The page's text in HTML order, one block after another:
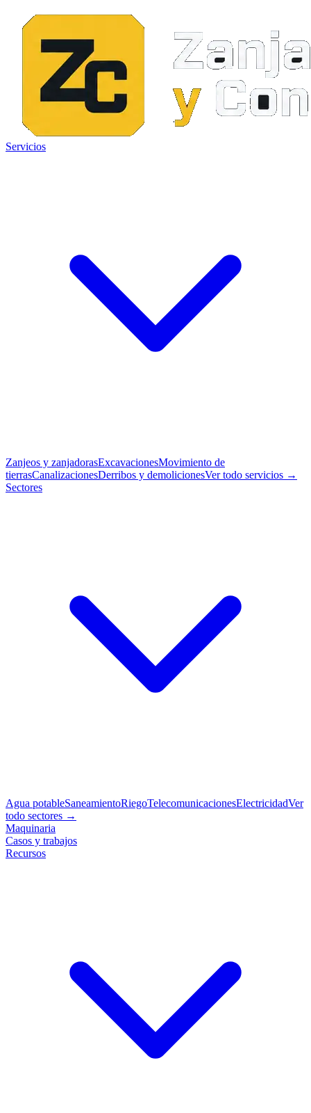
Servicios
Zanjeos y zanjadorasExcavacionesMovimiento de
tierrasCanalizacionesDerribos y demolicionesVer todo servicios →
Sectores
Agua potableSaneamientoRiegoTelecomunicacionesElectricidadVer
todo sectores →
Maquinaria
Casos y trabajos
Recursos